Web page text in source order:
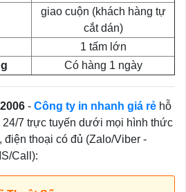
giao cuộn (khách hàng tự
cắt dán)
1 tấm lớn
Có hàng 1 ngày
- Công ty in nhanh giá rẻ hỗ
7 trực tuyến dưới mọi hình thức
điện thoại có đủ (Zalo/Viber -
Call):